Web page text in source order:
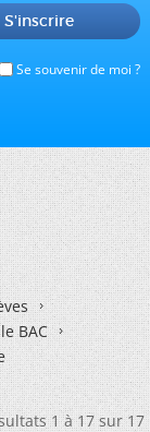
Se souvenir de moi ?
S'inscrire
BAC
1 à 17 sur 17